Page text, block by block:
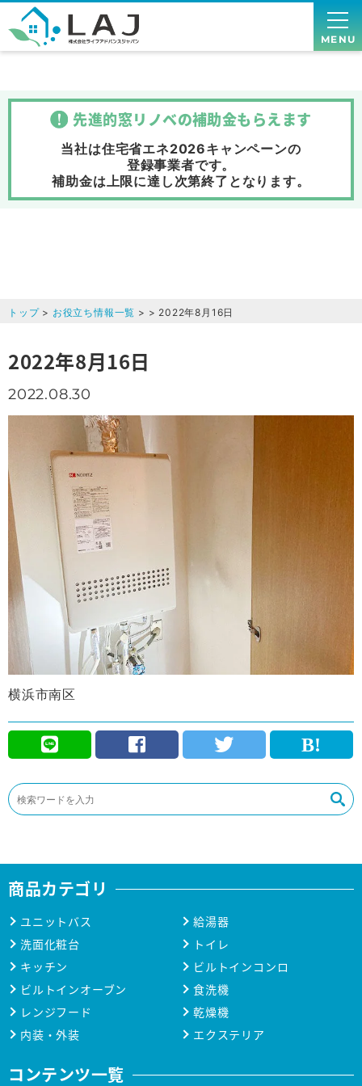
MENU
先進的窓リノベの補助金もらえます
当社は住宅省エネ2026キャンペーンの
登録事業者です。
補助金は上限に達し次第終了 となります。
トップ> お役立ち情報一覧 > > 2022年8月16日
2022年8月16日
2022.08.30
横浜市南区
商品カテゴリ
ユニットバス
給湯器
洗面化粧台
トイレ
キッチン
ビルトインコンロ
ビルトインオーブン
食洗機
レンジフード
乾燥機
内装・外装
エクステリア
コンテンツ一覧